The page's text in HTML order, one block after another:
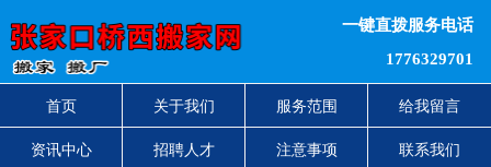
一键直拨服务电话
1776329701
首页 关于我们 服务范围 给我留言
资讯中心 招聘人才 注意事项 联系我们